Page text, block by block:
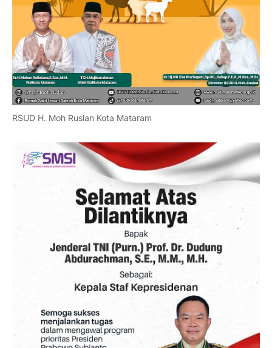
RSUD H. Moh Ruslan Kota Mataram